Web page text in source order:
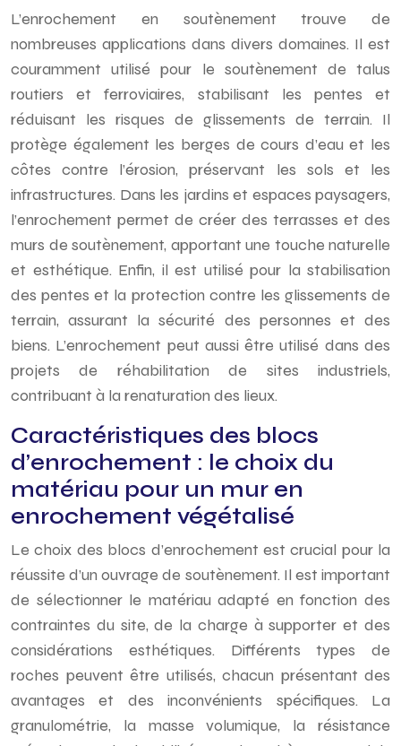
L’enrochement en soutènement trouve de
nombreuses applications dans divers domaines. Il est
couramment utilisé pour le soutènement de talus
routiers et ferroviaires, stabilisant les pentes et
réduisant les risques de glissements de terrain. Il
protège également les berges de cours d’eau et les
côtes contre l’érosion, préservant les sols et les
infrastructures. Dans les jardins et espaces paysagers,
l’enrochement permet de créer des terrasses et des
murs de soutènement, apportant une touche naturelle
et esthétique. Enfin, il est utilisé pour la stabilisation
des pentes et la protection contre les glissements de
terrain, assurant la sécurité des personnes et des
biens. L’enrochement peut aussi être utilisé dans des
projets de réhabilitation de sites industriels,
contribuant à la renaturation des lieux.
Caractéristiques des blocs
d’enrochement : le choix du
matériau pour un mur en
enrochement végétalisé
Le choix des blocs d’enrochement est crucial pour la
réussite d’un ouvrage de soutènement. Il est important
de sélectionner le matériau adapté en fonction des
contraintes du site, de la charge à supporter et des
considérations esthétiques. Différents types de
roches peuvent être utilisés, chacun présentant des
avantages et des inconvénients spécifiques. La
granulométrie, la masse volumique, la résistance